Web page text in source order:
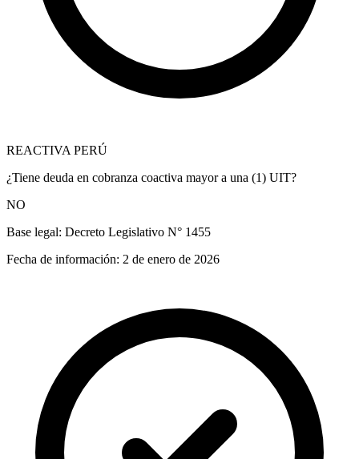
REACTIVA PERÚ
¿Tiene deuda en cobranza coactiva mayor a una (1) UIT?
NO
Base legal: Decreto Legislativo N° 1455
Fecha de información: 2 de enero de 2026